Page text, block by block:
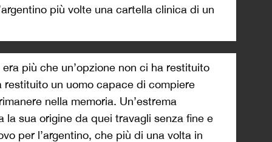
più volte una cartella clinica di un
più che un’opzione non ci ha restituito
restituito un uomo capace di compiere
nella memoria. Un’estrema
la sua origine da quei travagli senza fine e
per l’argentino, che più di una volta in